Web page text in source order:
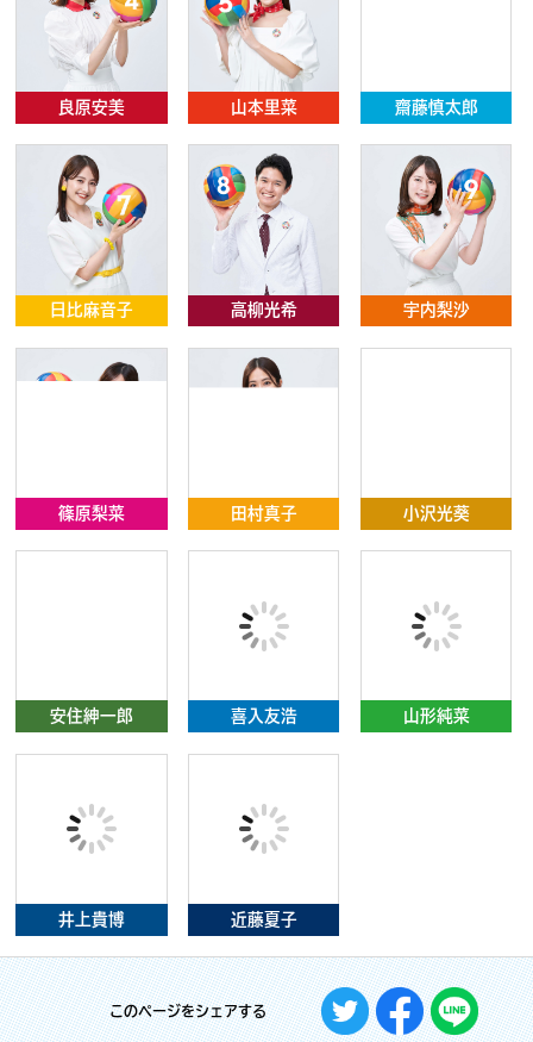
良原安美 山本里菜 齋藤慎太郎
日比麻音子 高柳光希 宇内梨沙
篠原梨菜 田村真子 小沢光葵
安住紳一郎 喜入友浩 山形純菜
井上貴博 近藤夏子
このページをシェアする